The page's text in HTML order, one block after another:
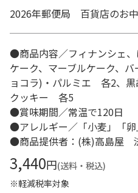
2026年郵便局 百貨店のお
●商品内容／フィナンシェ
ケーク、マーブルケーク、
ョコラ)・パルミエ 各2、黒
クッキー 各5
●賞味期間／常温で120日
●アレルギー／「小麦」「
●商品提供者：(株)高島屋
3,440円(送料・税込)
※軽減税率対象